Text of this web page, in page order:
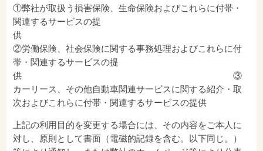
①弊社が取扱う損害保険、生命保険およびこれらに付帯・
関連するサービスの提
供
②労働保険、社会保険に関する事務処理およびこれらに付
帯・関連するサービスの提
供 ③
カーリース、その他自動車関連サービスに関する紹介・取
次およびこれらに付帯・関連するサービスの提供
上記の利用目的を変更する場合には、その内容をご本人に
対し、原則として書面（電磁的記録を含む。以下同じ。）